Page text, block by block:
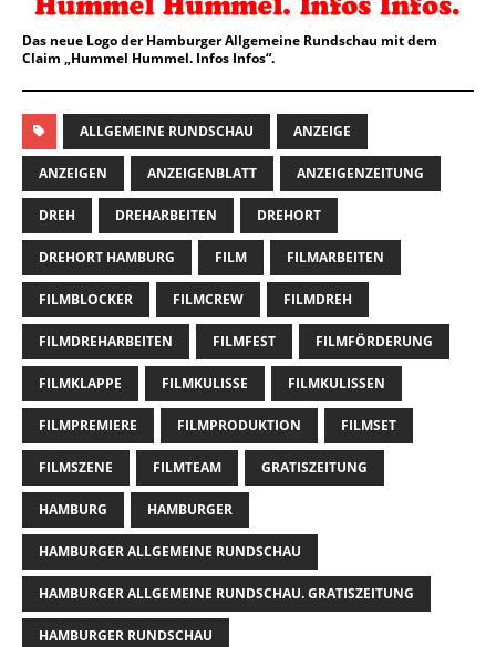
Das neue Logo der Hamburger Allgemeine Rundschau mit dem
Claim „Hummel Hummel. Infos Infos“.
ALLGEMEINE RUNDSCHAU ANZEIGE
ANZEIGEN ANZEIGENBLATT ANZEIGENZEITUNG
DREH DREHARBEITEN DREHORT
DREHORT HAMBURG FILM FILMARBEITEN
FILMBLOCKER FILMCREW FILMDREH
FILMDREHARBEITEN FILMFEST FILMFÖRDERUNG
FILMKLAPPE FILMKULISSE FILMKULISSEN
FILMPREMIERE FILMPRODUKTION FILMSET
FILMSZENE FILMTEAM GRATISZEITUNG
HAMBURG HAMBURGER
HAMBURGER ALLGEMEINE RUNDSCHAU
HAMBURGER ALLGEMEINE RUNDSCHAU. GRATISZEITUNG
HAMBURGER RUNDSCHAU